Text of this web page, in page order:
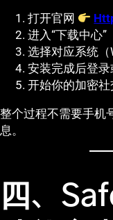
打开官网
进入“下载中心”
选择对应系统（
安装完成后登
开始你的加密社
整个过程不需要手机
息。
四、